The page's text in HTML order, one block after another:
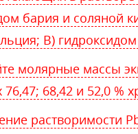
бария и соляной
В)
молярные массы
68,42 и 52,0 %
растворимости